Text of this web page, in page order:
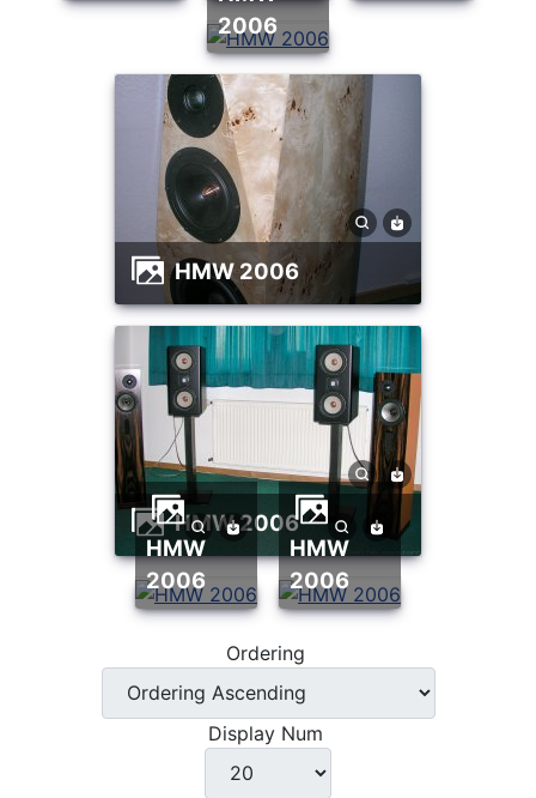
2006
HMW 2006
HMW 2006
HMW
2006
HMW
2006
Ordering
Display Num